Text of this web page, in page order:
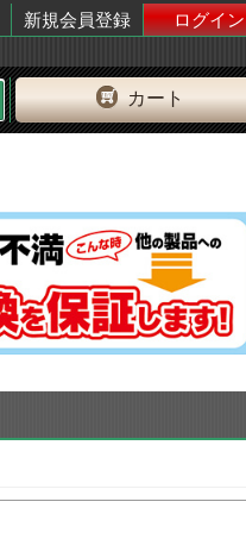
新規会員登録 ログイン
カート